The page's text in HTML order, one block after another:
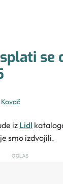
se
iz Lidl
smo izdvojili.
OGLAS